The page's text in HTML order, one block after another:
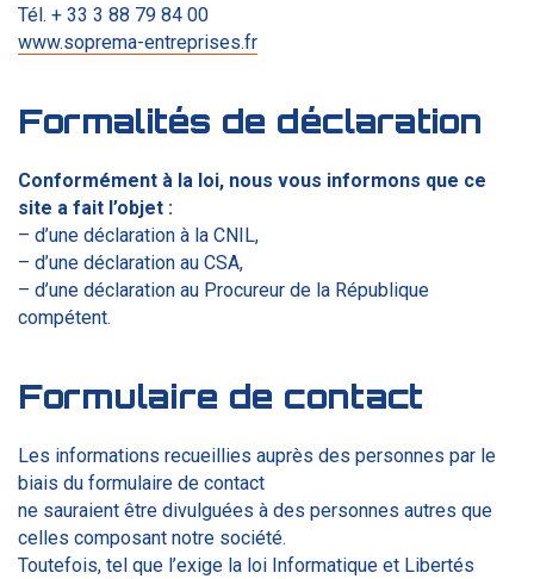
Tél. + 33 3 88 79 84 00
www.soprema-entreprises.fr
Formalités de déclaration
Conformément à la loi, nous vous informons que ce
site a fait l’objet :
– d’une déclaration à la CNIL,
– d’une déclaration au CSA,
– d’une déclaration au Procureur de la République
compétent.
Formulaire de contact
Les informations recueillies auprès des personnes par le
biais du formulaire de contact
ne sauraient être divulguées à des personnes autres que
celles composant notre société.
Toutefois, tel que l’exige la loi Informatique et Libertés